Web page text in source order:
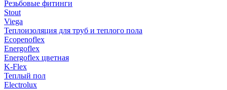
Резьбовые фитинги
Stout
Viega
Теплоизоляция для труб и теплого пола
Ecopenoflex
Energoflex
Energoflex цветная
K-Flex
Теплый пол
Electrolux